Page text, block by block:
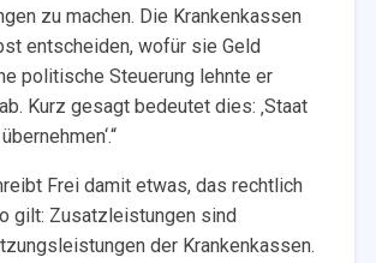
zu machen. Die Krankenkassen
entscheiden, wofür sie Geld
politische Steuerung lehnte er
Kurz gesagt bedeutet dies: ‚Staat
Frei damit etwas, das rechtlich
gilt: Zusatzleistungen sind
der Krankenkassen.